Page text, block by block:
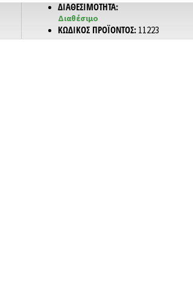
ΔΙΑΘΕΣΙΜΌΤΗΤΑ:
Διαθέσιμο
ΚΩΔΙΚΌΣ ΠΡΟΪΌΝΤΟΣ: 11223